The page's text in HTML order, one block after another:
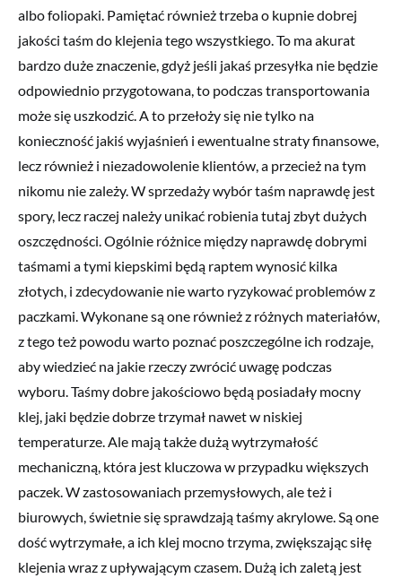
albo foliopaki. Pamiętać również trzeba o kupnie dobrej
jakości taśm do klejenia tego wszystkiego. To ma akurat
bardzo duże znaczenie, gdyż jeśli jakaś przesyłka nie będzie
odpowiednio przygotowana, to podczas transportowania
może się uszkodzić. A to przełoży się nie tylko na
konieczność jakiś wyjaśnień i ewentualne straty finansowe,
lecz również i niezadowolenie klientów, a przecież na tym
nikomu nie zależy. W sprzedaży wybór taśm naprawdę jest
spory, lecz raczej należy unikać robienia tutaj zbyt dużych
oszczędności. Ogólnie różnice między naprawdę dobrymi
taśmami a tymi kiepskimi będą raptem wynosić kilka
złotych, i zdecydowanie nie warto ryzykować problemów z
paczkami. Wykonane są one również z różnych materiałów,
z tego też powodu warto poznać poszczególne ich rodzaje,
aby wiedzieć na jakie rzeczy zwrócić uwagę podczas
wyboru. Taśmy dobre jakościowo będą posiadały mocny
klej, jaki będzie dobrze trzymał nawet w niskiej
temperaturze. Ale mają także dużą wytrzymałość
mechaniczną, która jest kluczowa w przypadku większych
paczek. W zastosowaniach przemysłowych, ale też i
biurowych, świetnie się sprawdzają taśmy akrylowe. Są one
dość wytrzymałe, a ich klej mocno trzyma, zwiększając siłę
klejenia wraz z upływającym czasem. Dużą ich zaletą jest